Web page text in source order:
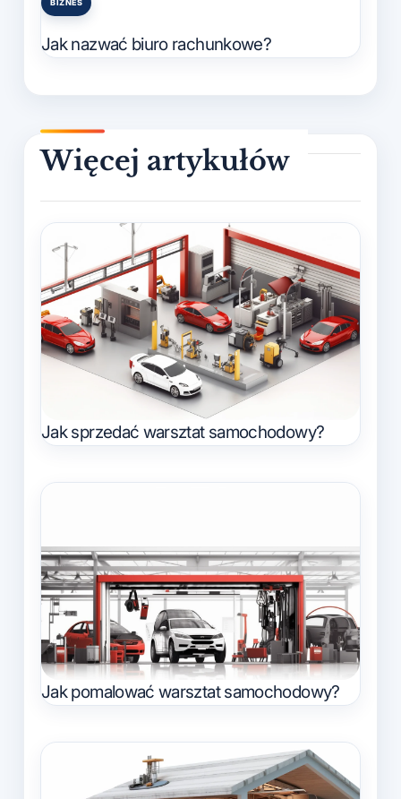
Posted
BIZNES
Jak nazwać biuro rachunkowe?
Jak sprzedać warsztat samochodowy?
Jak pomalować warsztat samochodowy?